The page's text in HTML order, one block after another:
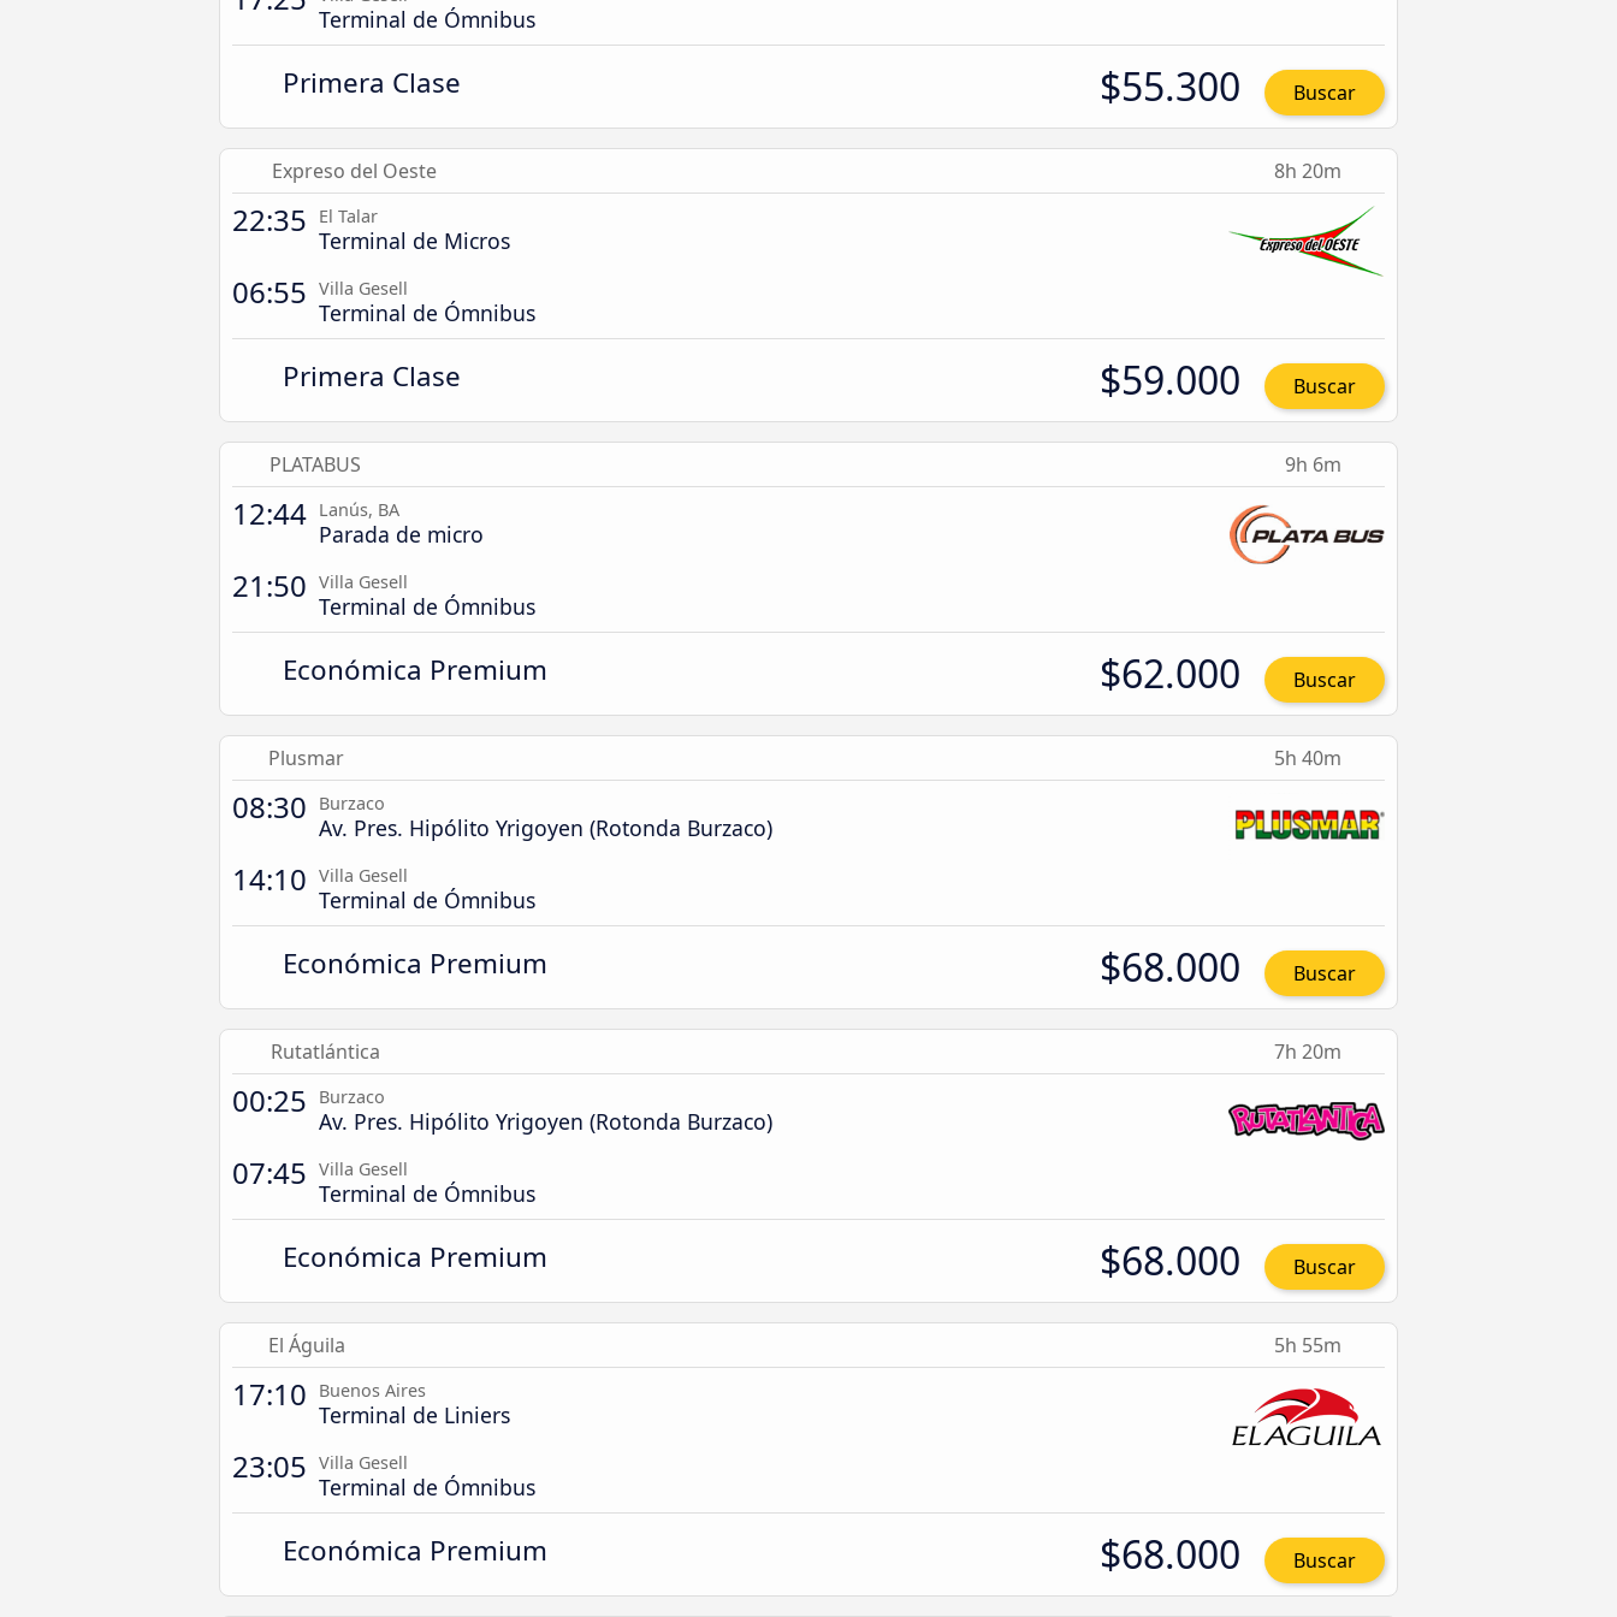
Terminal de Ómnibus
Primera Clase $55.300 Buscar
Expreso del Oeste 8h 20m
22:35 El Talar
Terminal de Micros
06:55 Villa Gesell
Terminal de Ómnibus
Primera Clase $59.000 Buscar
PLATABUS 9h 6m
12:44 Lanús, BA
Parada de micro
21:50 Villa Gesell
Terminal de Ómnibus
Económica Premium $62.000 Buscar
Plusmar 5h 40m
08:30 Burzaco
Av. Pres. Hipólito Yrigoyen (Rotonda Burzaco)
14:10 Villa Gesell
Terminal de Ómnibus
Económica Premium $68.000 Buscar
Rutatlántica 7h 20m
00:25 Burzaco
Av. Pres. Hipólito Yrigoyen (Rotonda Burzaco)
07:45 Villa Gesell
Terminal de Ómnibus
Económica Premium $68.000 Buscar
El Águila 5h 55m
17:10 Buenos Aires
Terminal de Liniers
23:05 Villa Gesell
Terminal de Ómnibus
Económica Premium $68.000 Buscar